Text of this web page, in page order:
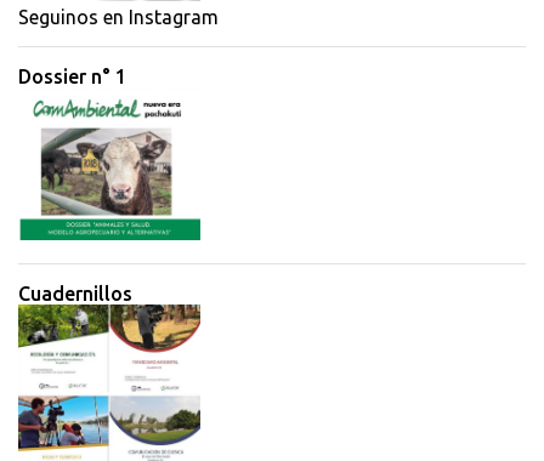
Seguinos en Instagram
Dossier n° 1
Cuadernillos